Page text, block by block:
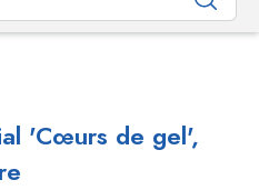
'Cœurs de gel',